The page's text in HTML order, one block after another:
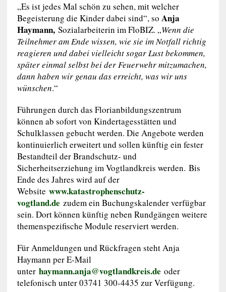
„Es ist jedes Mal schön zu sehen, mit welcher
Begeisterung die Kinder dabei sind“, so Anja
Haymann,Sozialarbeiterin im FloBIZ. „Wenn die
Teilnehmer am Ende wissen, wie sie im Notfall richtig
reagieren und dabei vielleicht sogar Lust bekommen,
später einmal selbst bei der Feuerwehr mitzumachen,
dann haben wir genau das erreicht, was wir uns
wünschen.“
Führungen durch das Florianbildungszentrum
können ab sofort von Kindertagesstätten und
Schulklassen gebucht werden. Die Angebote werden
kontinuierlich erweitert und sollen künftig ein fester
Bestandteil der Brandschutz- und
Sicherheitserziehung im Vogtlandkreis werden. Bis
Ende des Jahres wird auf der
Website www.katastrophenschutz-
vogtland.de zudem ein Buchungskalender verfügbar
sein. Dort können künftig neben Rundgängen weitere
themenspezifische Module reserviert werden.
Für Anmeldungen und Rückfragen steht Anja
Haymann per E-Mail
unter haymann.anja@vogtlandkreis.de oder
telefonisch unter 03741 300-4435 zur Verfügung.